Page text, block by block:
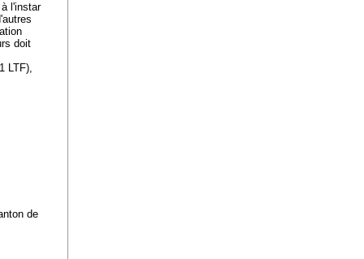
l'instar
doit
LTF),
de